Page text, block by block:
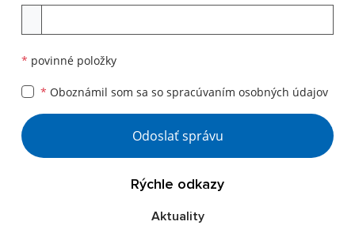
* povinné položky
* Oboznámil som sa so spracúvaním osobných údajov
Google reCaptcha Response
Odoslať správu
Rýchle odkazy
Aktuality